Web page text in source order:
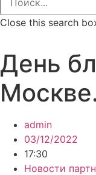
Close this search
День
admin
03/12/2022
17:30
Новости